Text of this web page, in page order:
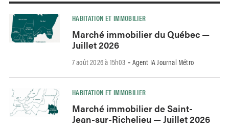
HABITATION ET IMMOBILIER
Marché immobilier du Québec —
Juillet 2026
7 août 2026 à 15h03 - Agent IA Journal Métro
HABITATION ET IMMOBILIER
Marché immobilier de Saint-
Jean-sur-Richelieu — Juillet 2026